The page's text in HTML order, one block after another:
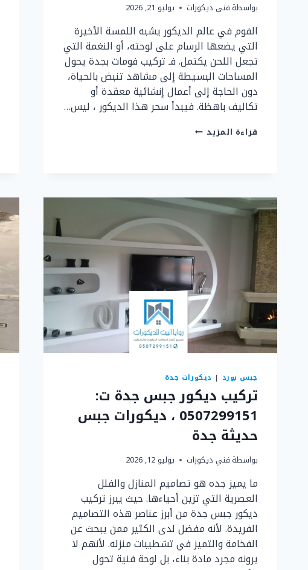
بواسطة فني ديكورات يوليو 21, 2026
الفوم في عالم الديكور يشبه اللمسة الأخيرة
التي يضعها الرسام على لوحته، أو النغمة التي
تجعل اللحن يكتمل. فـ تركيب فومات بجدة يحول
المساحات البسيطة إلى مشاهد تنبض بالحياة،
دون الحاجة إلى أعمال إنشائية معقدة أو
تكاليف باهظة. فيبدأ سحر هذا الديكور ، ليس…
قراءة المزيد ديكور
تنفيذ
تركيب
فومات
بجدة
جبس بورد | ديكورات جدة
تركيب ديكور جبس جدة ت:
0507299151 ، ديكورات جبس
حديثة جدة
بواسطة فني ديكورات يوليو 12, 2026
ما يميز جده هو تصاميم المنازل والفلل
العصرية التي تزين أحياءها. حيث يبرز تركيب
ديكور جبس جدة من أبرز عناصر هذه التصاميم
الفريدة. لأنه مفضل لدى الكثير ممن يبحث عن
الفخامة والتميز في تشطيبات منزله. لأنهم لا
يرونه مجرد مادة بناء، بل لوحة فنية تحول